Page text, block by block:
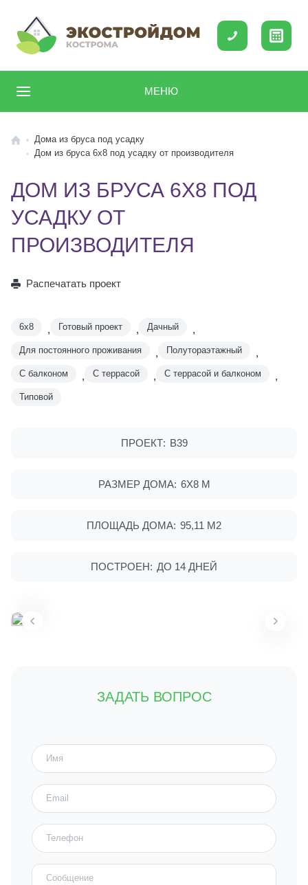
МЕНЮ
Дома из бруса под усадку
Дом из бруса 6х8 под усадку от производителя
ДОМ ИЗ БРУСА 6Х8 ПОД
УСАДКУ ОТ
ПРОИЗВОДИТЕЛЯ
Распечатать проект
6x8 , Готовый проект , Дачный ,
Для постоянного проживания , Полутораэтажный ,
С балконом , С террасой , С террасой и балконом ,
Типовой
ПРОЕКТ: В39
РАЗМЕР ДОМА: 6Х8 М
ПЛОЩАДЬ ДОМА: 95,11 М2
ПОСТРОЕН: ДО 14 ДНЕЙ
ЗАДАТЬ ВОПРОС